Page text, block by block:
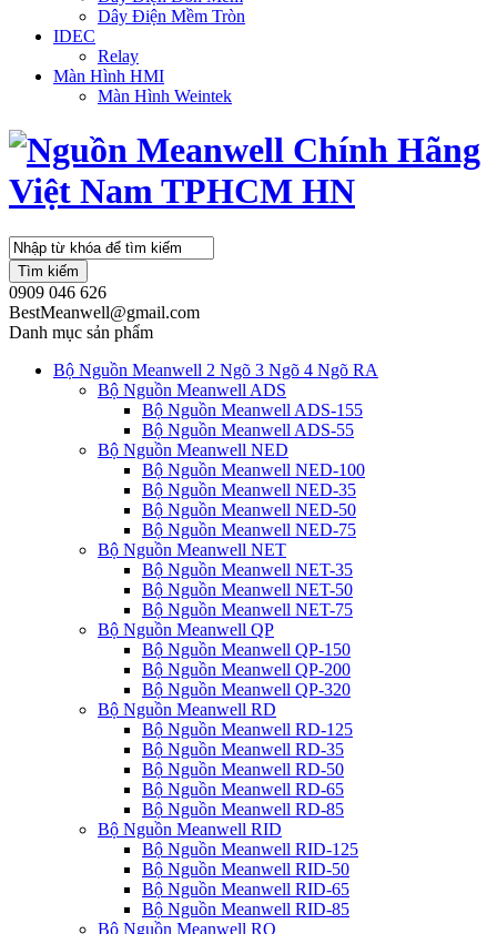
Dây Điện Mềm Tròn
IDEC
Relay
Màn Hình HMI
Màn Hình Weintek
Tìm kiếm
0909 046 626
BestMeanwell@gmail.com
Danh mục sản phẩm
Bộ Nguồn Meanwell 2 Ngõ 3 Ngõ 4 Ngõ RA
Bộ Nguồn Meanwell ADS
Bộ Nguồn Meanwell ADS-155
Bộ Nguồn Meanwell ADS-55
Bộ Nguồn Meanwell NED
Bộ Nguồn Meanwell NED-100
Bộ Nguồn Meanwell NED-35
Bộ Nguồn Meanwell NED-50
Bộ Nguồn Meanwell NED-75
Bộ Nguồn Meanwell NET
Bộ Nguồn Meanwell NET-35
Bộ Nguồn Meanwell NET-50
Bộ Nguồn Meanwell NET-75
Bộ Nguồn Meanwell QP
Bộ Nguồn Meanwell QP-150
Bộ Nguồn Meanwell QP-200
Bộ Nguồn Meanwell QP-320
Bộ Nguồn Meanwell RD
Bộ Nguồn Meanwell RD-125
Bộ Nguồn Meanwell RD-35
Bộ Nguồn Meanwell RD-50
Bộ Nguồn Meanwell RD-65
Bộ Nguồn Meanwell RD-85
Bộ Nguồn Meanwell RID
Bộ Nguồn Meanwell RID-125
Bộ Nguồn Meanwell RID-50
Bộ Nguồn Meanwell RID-65
Bộ Nguồn Meanwell RID-85
Bộ Nguồn Meanwell RQ